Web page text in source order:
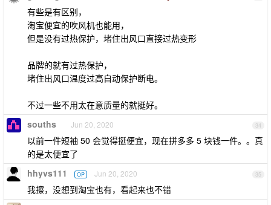
有些是有区别，
淘宝便宜的吹风机也能用，
但是没有过热保护，堵住出风口直接过热变形
品牌的就有过热保护，
堵住出风口温度过高自动保护断电。
不过一些不用太在意质量的就挺好。
34
souths Jun 20, 2020
以前一件短袖 50 会觉得挺便宜，现在拼多多 5 块钱一件。。真
的是太便宜了
35
hhyvs111 OP Jun 20, 2020
我擦，没想到淘宝也有，看起来也不错